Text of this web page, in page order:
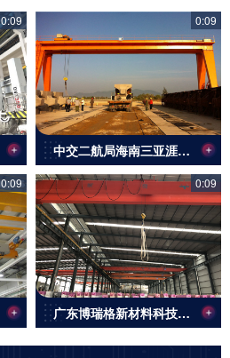
0:09 0:09
中交二航局海南三亚涯门项目
0:09 0:09
广东博瑞格新材料科技股份有限公司